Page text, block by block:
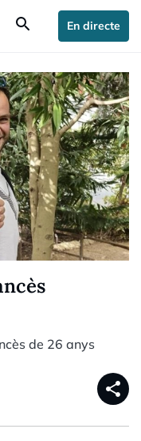
search En directe
de 26 anys
share